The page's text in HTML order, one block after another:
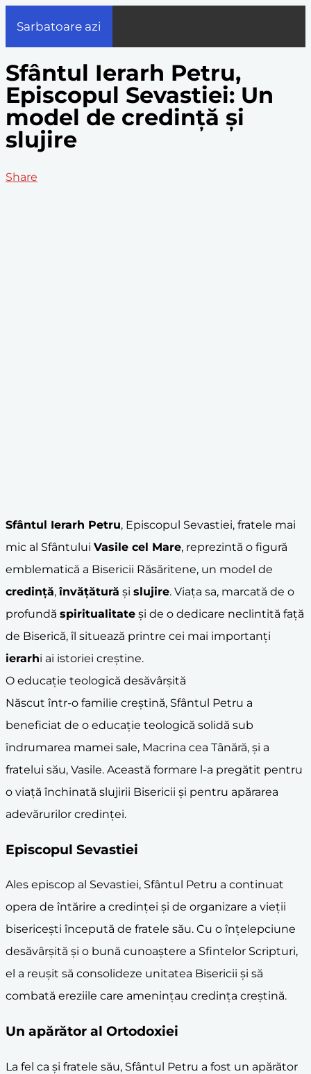
Sarbatoare azi
Sfântul Ierarh Petru,
Episcopul Sevastiei: Un
model de credință și
slujire
Share
Sfântul Ierarh Petru, Episcopul Sevastiei, fratele mai
mic al Sfântului Vasile cel Mare, reprezintă o figură
emblematică a Bisericii Răsăritene, un model de
credință, învățătură și slujire. Viața sa, marcată de o
profundă spiritualitate și de o dedicare neclintită față
de Biserică, îl situează printre cei mai importanți
ierarhi ai istoriei creștine.
O educație teologică desăvârșită
Născut într-o familie creștină, Sfântul Petru a
beneficiat de o educație teologică solidă sub
îndrumarea mamei sale, Macrina cea Tânără, și a
fratelui său, Vasile. Această formare l-a pregătit pentru
o viață închinată slujirii Bisericii și pentru apărarea
adevărurilor credinței.
Episcopul Sevastiei
Ales episcop al Sevastiei, Sfântul Petru a continuat
opera de întărire a credinței și de organizare a vieții
bisericești începută de fratele său. Cu o înțelepciune
desăvârșită și o bună cunoaștere a Sfintelor Scripturi,
el a reușit să consolideze unitatea Bisericii și să
combată ereziile care amenințau credința creștină.
Un apărător al Ortodoxiei
La fel ca și fratele său, Sfântul Petru a fost un apărător